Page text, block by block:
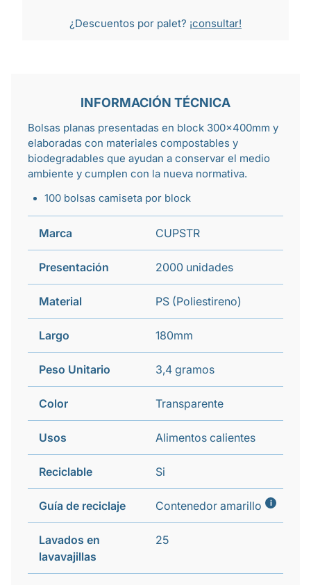
¿Descuentos por palet? ¡consultar!
INFORMACIÓN TÉCNICA
Bolsas planas presentadas en block 300x400mm y
elaboradas con materiales compostables y
biodegradables que ayudan a conservar el medio
ambiente y cumplen con la nueva normativa.
100 bolsas camiseta por block
Marca CUPSTR
Presentación 2000 unidades
Material PS (Poliestireno)
Largo 180mm
Peso Unitario 3,4 gramos
Color Transparente
Usos Alimentos calientes
Reciclable Si
Guía de reciclaje Contenedor amarillo i
Lavados en
lavavajillas
25